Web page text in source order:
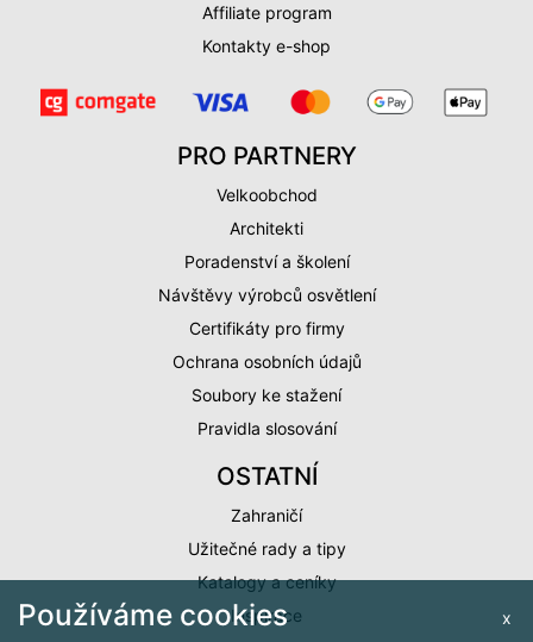
Affiliate program
Kontakty e-shop
PRO PARTNERY
Velkoobchod
Architekti
Poradenství a školení
Návštěvy výrobců osvětlení
Certifikáty pro firmy
Ochrana osobních údajů
Soubory ke stažení
Pravidla slosování
OSTATNÍ
Zahraničí
Užitečné rady a tipy
Katalogy a ceníky
Inspirace
x
Používáme cookies